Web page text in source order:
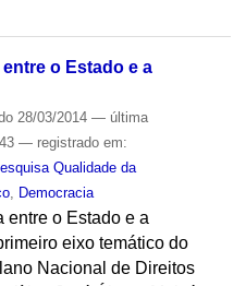
o Estado e a
28/03/2014 — última
— registrado em:
Qualidade da
, Democracia
entre o Estado e a
eixo temático do
Nacional de Direitos